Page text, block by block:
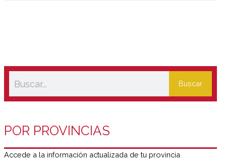
Buscar
POR PROVINCIAS
Accede a la información actualizada de tu provincia